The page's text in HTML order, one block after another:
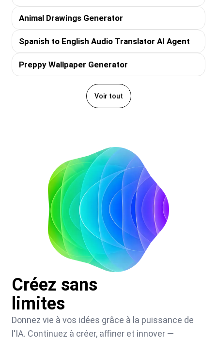
Animal Drawings Generator
Spanish to English Audio Translator AI Agent
Preppy Wallpaper Generator
Voir tout
Créez sans
limites
Donnez vie à vos idées grâce à la puissance de
l'IA. Continuez à créer, affiner et innover —